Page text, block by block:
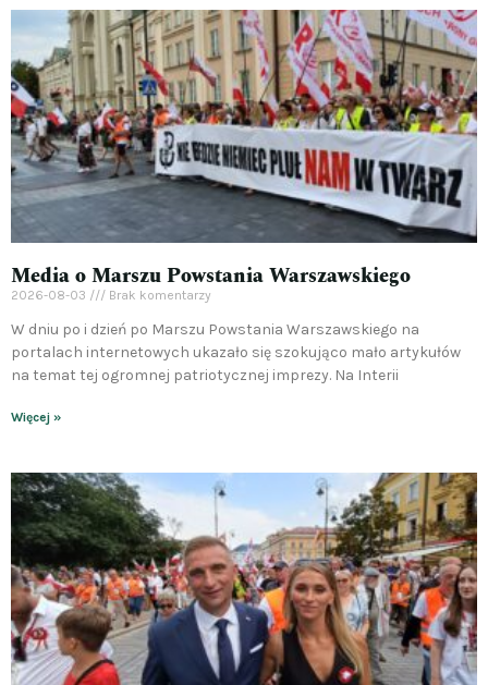
Media o Marszu Powstania Warszawskiego
2026-08-03 Brak komentarzy
W dniu po i dzień po Marszu Powstania Warszawskiego na
portalach internetowych ukazało się szokująco mało artykułów
na temat tej ogromnej patriotycznej imprezy. Na Interii
Więcej »